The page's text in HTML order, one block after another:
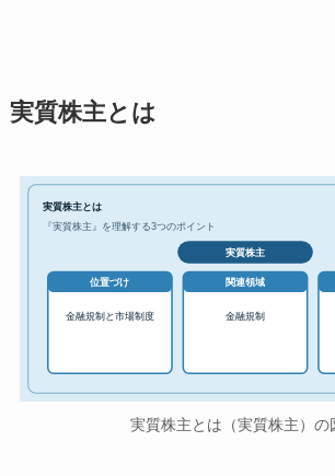
実質株主とは
実質株主とは
『実質株主』を理解する3つのポイント
実質株主
位置づけ
金融規制と市場制度
関連領域
金融規制
実質株主とは（実質株主）の